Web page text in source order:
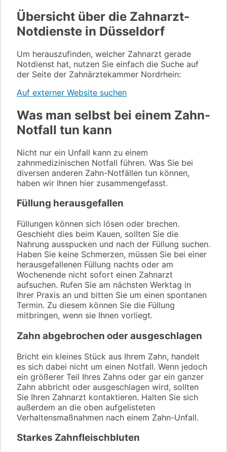
Übersicht über die Zahnarzt-
Notdienste in Düsseldorf
Um herauszufinden, welcher Zahnarzt gerade
Notdienst hat, nutzen Sie einfach die Suche auf
der Seite der Zahnärztekammer Nordrhein:
Auf externer Website suchen
Was man selbst bei einem Zahn-
Notfall tun kann
Nicht nur ein Unfall kann zu einem
zahnmedizinischen Notfall führen. Was Sie bei
diversen anderen Zahn-Notfällen tun können,
haben wir Ihnen hier zusammengefasst.
Füllung herausgefallen
Füllungen können sich lösen oder brechen.
Geschieht dies beim Kauen, sollten Sie die
Nahrung ausspucken und nach der Füllung suchen.
Haben Sie keine Schmerzen, müssen Sie bei einer
herausgefallenen Füllung nachts oder am
Wochenende nicht sofort einen Zahnarzt
aufsuchen. Rufen Sie am nächsten Werktag in
Ihrer Praxis an und bitten Sie um einen spontanen
Termin. Zu diesem können Sie die Füllung
mitbringen, wenn sie Ihnen vorliegt.
Zahn abgebrochen oder ausgeschlagen
Bricht ein kleines Stück aus Ihrem Zahn, handelt
es sich dabei nicht um einen Notfall. Wenn jedoch
ein größerer Teil Ihres Zahns oder gar ein ganzer
Zahn abbricht oder ausgeschlagen wird, sollten
Sie Ihren Zahnarzt kontaktieren. Halten Sie sich
außerdem an die oben aufgelisteten
Verhaltensmaßnahmen nach einem Zahn-Unfall.
Starkes Zahnfleischbluten